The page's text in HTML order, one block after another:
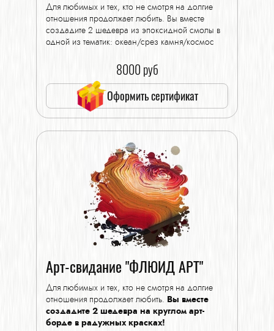
Для любимых и тех, кто не смотря на долгие
отношения продолжает любить. Вы вместе
создадите 2 шедевра из эпоксидной смолы в
одной из тематик: океан/срез камня/космос
8000 руб
Оформить сертификат
Арт-свидание "ФЛЮИД АРТ"
Для любимых и тех, кто не смотря на долгие
отношения продолжает любить. Вы вместе
создадите 2 шедевра на круглом арт-
борде в радужных красках!